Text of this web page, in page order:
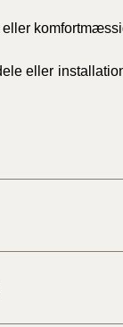
BR18
BR18
eller
eller